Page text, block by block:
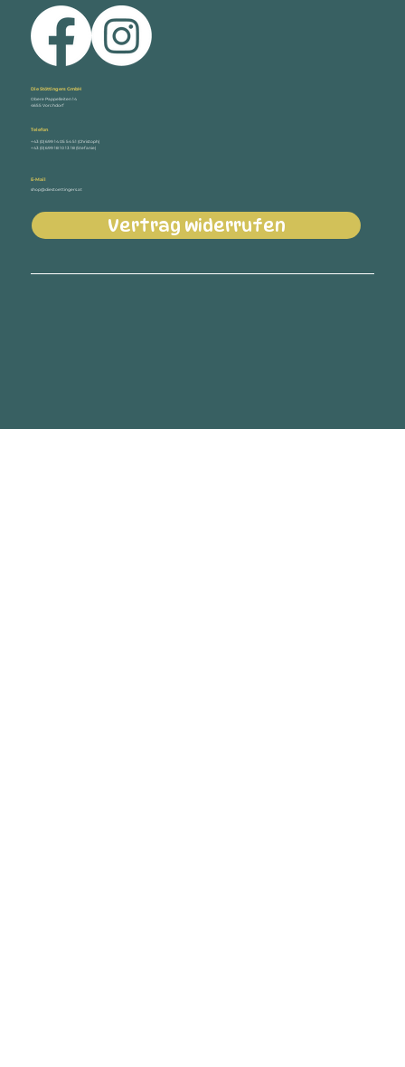
Die Stöttingers GmbH
Obere Pappelleiten 14
4655 Vorchdorf
Telefon
+43 (0) 699 14 05 54 51 (Christoph)
+43 (0) 699 18 10 13 18 (Stefanie)
E-Mail
shop@diestoettingers.at
Vertrag widerrufen